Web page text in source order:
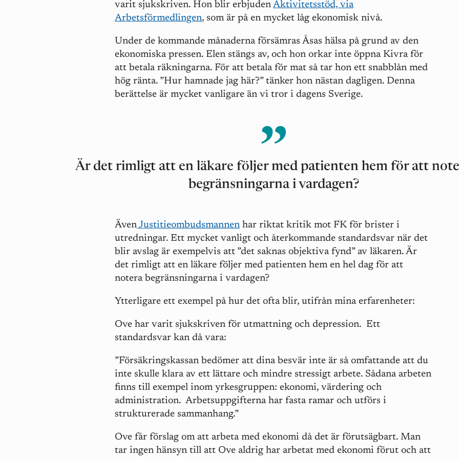
varit sjukskriven. Hon blir erbjuden Aktivitetsstöd, via
Arbetsförmedlingen, som är på en mycket låg ekonomisk nivå.
Under de kommande månaderna försämras Åsas hälsa på grund av den
ekonomiska pressen. Elen stängs av, och hon orkar inte öppna Kivra för
att betala räkningarna. För att betala för mat så tar hon ett snabblån med
hög ränta. ”Hur hamnade jag här?” tänker hon nästan dagligen. Denna
berättelse är mycket vanligare än vi tror i dagens Sverige.
Är det rimligt att en läkare följer med patienten hem för att
begränsningarna i vardagen?
Även Justitieombudsmannen har riktat kritik mot FK för brister i
utredningar. Ett mycket vanligt och återkommande standardsvar när det
blir avslag är exempelvis att ”det saknas objektiva fynd” av läkaren. Är
det rimligt att en läkare följer med patienten hem en hel dag för att
notera begränsningarna i vardagen?
Ytterligare ett exempel på hur det ofta blir, utifrån mina erfarenheter:
Ove har varit sjukskriven för utmattning och depression. Ett
standardsvar kan då vara:
”Försäkringskassan bedömer att dina besvär inte är så omfattande att du
inte skulle klara av ett lättare och mindre stressigt arbete. Sådana arbeten
finns till exempel inom yrkesgruppen: ekonomi, värdering och
administration. Arbetsuppgifterna har fasta ramar och utförs i
strukturerade sammanhang.”
Ove får förslag om att arbeta med ekonomi då det är förutsägbart. Man
tar ingen hänsyn till att Ove aldrig har arbetat med ekonomi förut och att